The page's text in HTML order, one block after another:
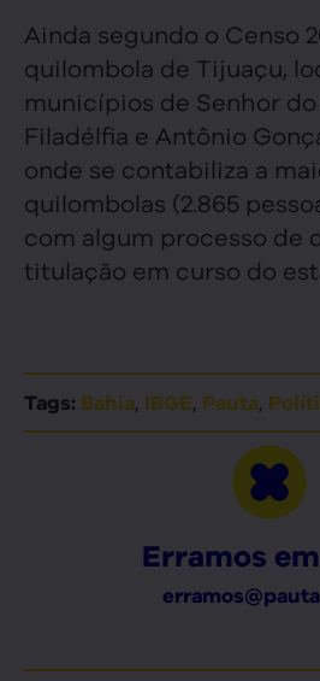
Ainda segundo o Censo
quilombola de Tijuaçu,
municípios de Senhor
Filadélfia e Antônio
onde se contabiliza a
quilombolas (2.865
com algum processo de
titulação em curso do
Tags: Bahia, IBGE, Pauta,
Erramos